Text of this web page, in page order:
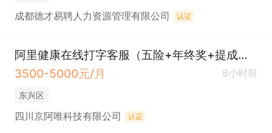
成都德才易聘人力资源管理有限公司 认证
阿里健康在线打字客服（五险+年终奖+提成补助）
3500-5000元/月
8小时前
东兴区
四川京阿唯科技有限公司 认证